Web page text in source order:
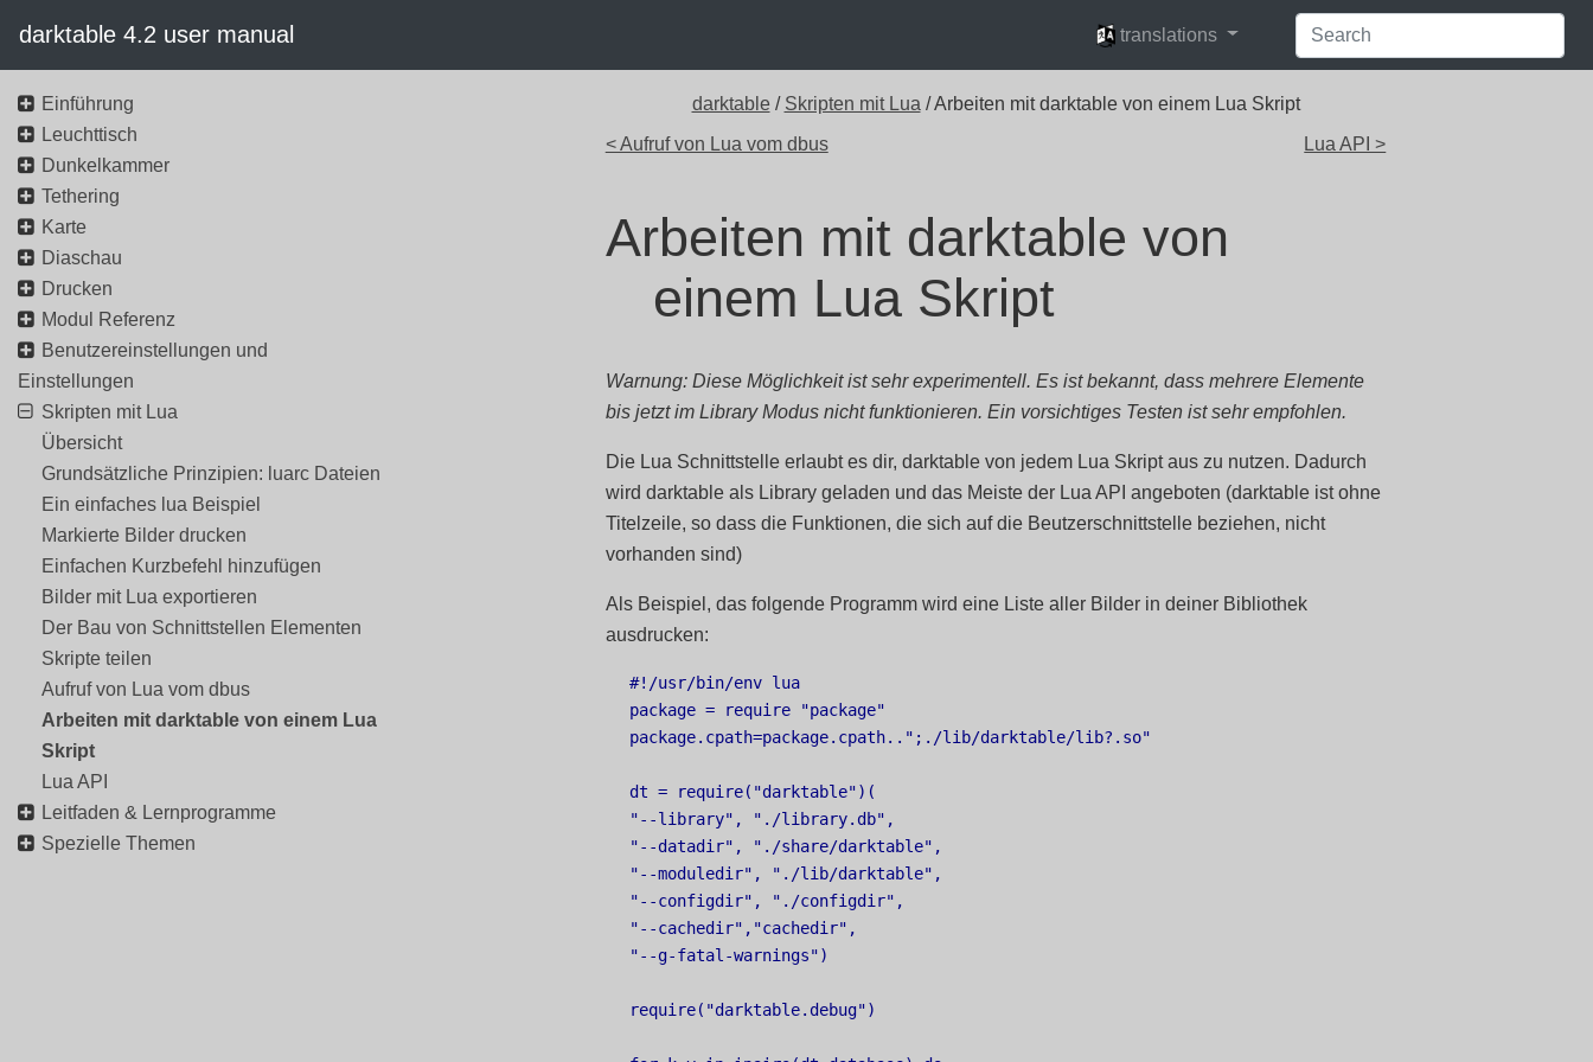
darktable 4.2 user manual languages
translations
darktable / Skripten mit Lua / Arbeiten mit darktable von einem Lua Skript
< Aufruf von Lua vom dbus
Lua API >
Arbeiten mit darktable von
einem Lua Skript
Warnung: Diese Möglichkeit ist sehr experimentell. Es ist bekannt, dass mehrere Elemente
bis jetzt im Library Modus nicht funktionieren. Ein vorsichtiges Testen ist sehr empfohlen.
Die Lua Schnittstelle erlaubt es dir, darktable von jedem Lua Skript aus zu nutzen. Dadurch
wird darktable als Library geladen und das Meiste der Lua API angeboten (darktable ist ohne
Titelzeile, so dass die Funktionen, die sich auf die Beutzerschnittstelle beziehen, nicht
vorhanden sind)
Als Beispiel, das folgende Programm wird eine Liste aller Bilder in deiner Bibliothek
ausdrucken:
#!/usr/bin/env lua
package = require "package"
package.cpath=package.cpath..";./lib/darktable/lib?.so"
dt = require("darktable")(
"--library", "./library.db",
"--datadir", "./share/darktable",
"--moduledir", "./lib/darktable",
"--configdir", "./configdir",
"--cachedir","cachedir",
"--g-fatal-warnings")
require("darktable.debug")
Einführung
Leuchttisch
Dunkelkammer
Tethering
Karte
Diaschau
Drucken
Modul Referenz
Benutzereinstellungen und
Einstellungen
Skripten mit Lua
Übersicht
Grundsätzliche Prinzipien: luarc Dateien
Ein einfaches lua Beispiel
Markierte Bilder drucken
Einfachen Kurzbefehl hinzufügen
Bilder mit Lua exportieren
Der Bau von Schnittstellen Elementen
Skripte teilen
Aufruf von Lua vom dbus
Arbeiten mit darktable von einem Lua
Skript
Lua API
Leitfaden & Lernprogramme
Spezielle Themen